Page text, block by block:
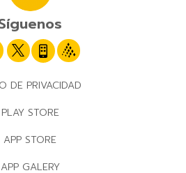
DE PRIVACIDAD
PLAY STORE
APP STORE
APP GALERY